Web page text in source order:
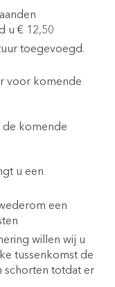
u € 12,50
toegevoegd.
voor komende
de komende
u een
een
willen wij u
tussenkomst de
schorten totdat er